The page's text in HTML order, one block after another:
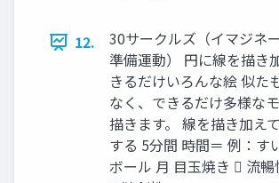
12.
30サークルズ（イマジネ
準備運動） 円に線を描き
きるだけいろんな絵 似た
なく、できるだけ多様な
描きます。 線を描き加え
する 5分間 時間＝ 例：す
ボール 月 目玉焼き  流